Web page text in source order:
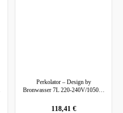
Perkolator – Design by
Bronwasser 7L 220-240V/1050W
regulärer preis:
118,41 €